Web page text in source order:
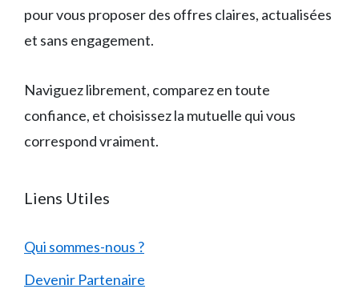
pour vous proposer des offres claires, actualisées
et sans engagement.
Naviguez librement, comparez en toute
confiance, et choisissez la mutuelle qui vous
correspond vraiment.
Liens Utiles
Qui sommes-nous ?
Devenir Partenaire